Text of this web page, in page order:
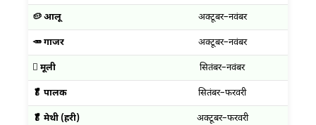
🥔 आलू अक्टूबर–नवंबर
🥕 गाजर अक्टूबर–नवंबर
🫜 मूली सितंबर–नवंबर
🥬 पालक सितंबर–फरवरी
🥬 मेथी (हरी) अक्टूबर–फरवरी